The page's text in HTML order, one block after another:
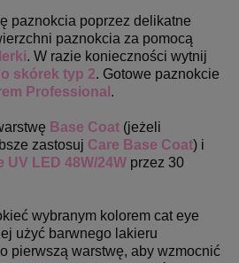
paznokcia poprzez delikatne
paznokcia za pomocą
. W razie konieczności wytnij
skórek typ 2. Gotowe paznokcie
Professional .
Base Coat (jeżeli
zastosuj Care Base Coat) i
UV LED 48W/24W przez 30
wybranym kolorem cat eye
użyć barwnego lakieru
pierwszą warstwę, aby wzmocnić